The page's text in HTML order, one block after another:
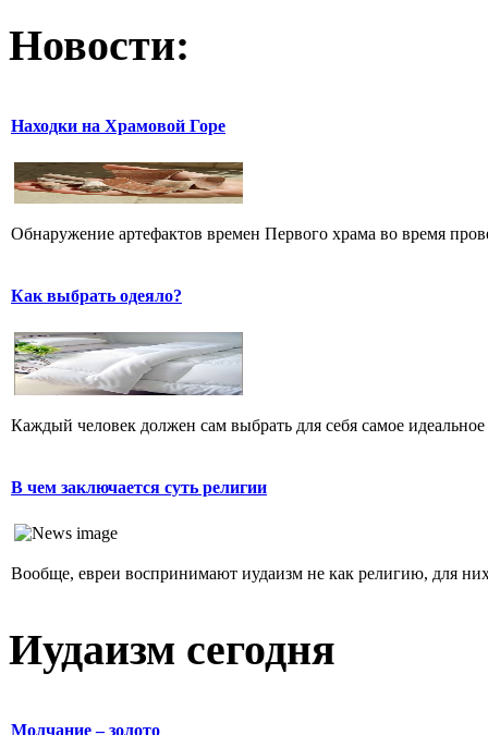
Новости:
Находки на Храмовой Горе
Обнаружение артефактов времен Первого храма во время
Как выбрать одеяло?
Каждый человек должен сам выбрать для себя самое
В чем заключается суть религии
Вообще, евреи воспринимают иудаизм не как религию, для
Иудаизм сегодня
Молчание – золото